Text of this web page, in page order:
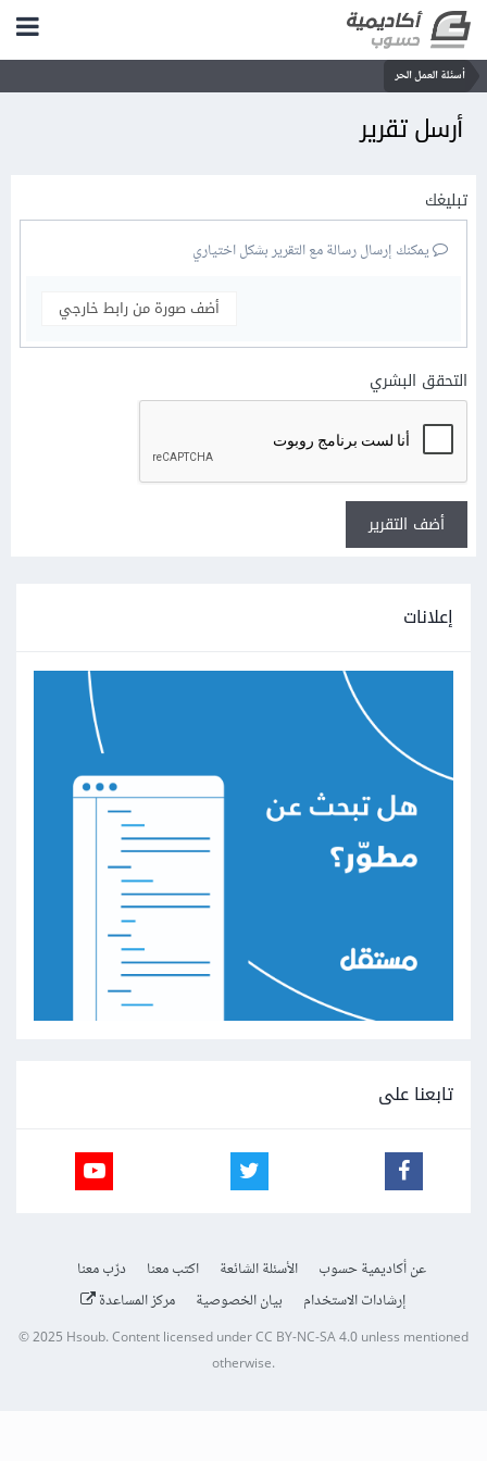
أسئلة العمل الحر
أرسل تقرير
تبليغك
يمكنك إرسال رسالة مع التقرير بشكل اختياري
أضف صورة من رابط خارجي
التحقق البشري
أضف التقرير
إعلانات
تابعنا على
عن أكاديمية حسوب الأسئلة الشائعة اكتب معنا
درّب معنا
إرشادات الاستخدام
بيان الخصوصية مركز المساعدة
© 2025 Hsoub.Content licensed underCC BY-NC-SA 4.0unless mentioned
otherwise.